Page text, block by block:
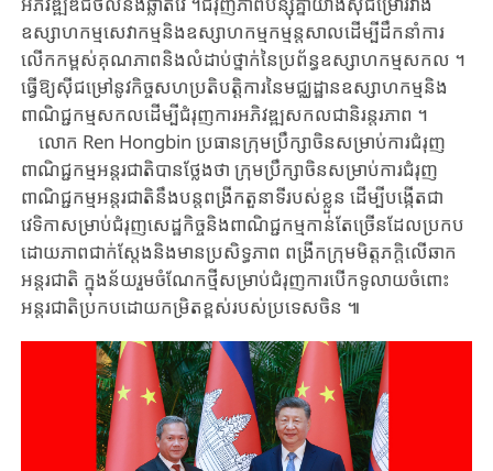
ឧស្សាហកម្ម​សេវាកម្ម​និង​ឧស្សាហកម្មកម្មន្តសាល​ដើម្បី​ដឹកនាំ​ការ
លើក​កម្ពស់​គុណភាព​និង​លំដាប់​ថ្នាក់​នៃ​ប្រព័ន្ធ​ឧស្សាហកម្មសកល ​។ ​
ធ្វើឱ្យស៊ីជម្រៅ​នូវ​កិច្ច​សហ​ប្រតិ​បត្តិការ​នៃ​មជ្ឈដ្ឋានឧស្សាហកម្ម​និង​
ពាណិជ្ជកម្មសកល​ដើម្បី​ជំរុញ​ការអភិវឌ្ឍ​សកល​ជា​និរន្តរភាព ​។
លោក ​Ren ​Hongbin ​ប្រធានក្រុមប្រឹក្សាចិន​សម្រាប់ការជំរុញ
ពាណិជ្ជកម្មអន្តរជាតិ​បាន​ថ្លែង​ថា ​ក្រុមប្រឹក្សាចិន​សម្រាប់ការជំរុញ
ពាណិជ្ជកម្មអន្តរជាតិ​នឹងបន្ត​ពង្រីក​តួនាទី​របស់ខ្លួន ​ដើម្បី​បង្កើត​ជា​
វេទិកាសម្រាប់​ជំរុញ​សេដ្ឋកិច្ច​និងពាណិជ្ជកម្ម​កាន់តែច្រើន​ដែល​ប្រកប​
ដោយ​ភា​ព​ជាក់​ស្តែង​និង​មានប្រសិទ្ធភាព ​ពង្រីក​ក្រុមមិត្តភក្តិ​លើ​ឆាក
អន្តរជាតិ ​ក្នុងន័យ​រួមចំណែក​ថ្មី​សម្រាប់​ជំរុញ​ការបើកទូលាយ​ចំពោះ​
អន្តរជាតិ​ប្រកបដោយ​កម្រិតខ្ពស់​របស់​ប្រទេសចិន ​៕​